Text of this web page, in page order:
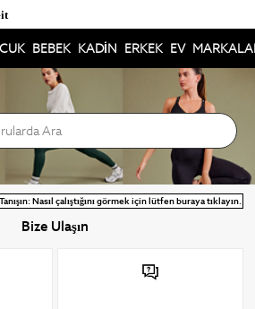
BEBEK KADİN ERKEK EV
Merkezi
Nasıl çalıştığını görmek için lütfen buraya tıklayın.
Bize Ulaşın